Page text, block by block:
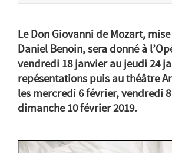
Le Don Giovanni de Mozart,
Daniel Benoin, sera donné à
vendredi 18 janvier au jeudi 24
repésentations puis au théâtre
les mercredi 6 février, vendredi
dimanche 10 février 2019.